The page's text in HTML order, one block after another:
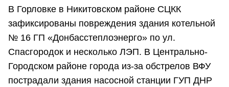
В Горловке в Никитовском районе СЦКК
зафиксированы повреждения здания котельной
№ 16 ГП «Донбасстеплоэнерго» по ул.
Спасгородок и несколько ЛЭП. В Центрально-
Городском районе города из-за обстрелов ВФУ
пострадали здания насосной станции ГУП ДНР